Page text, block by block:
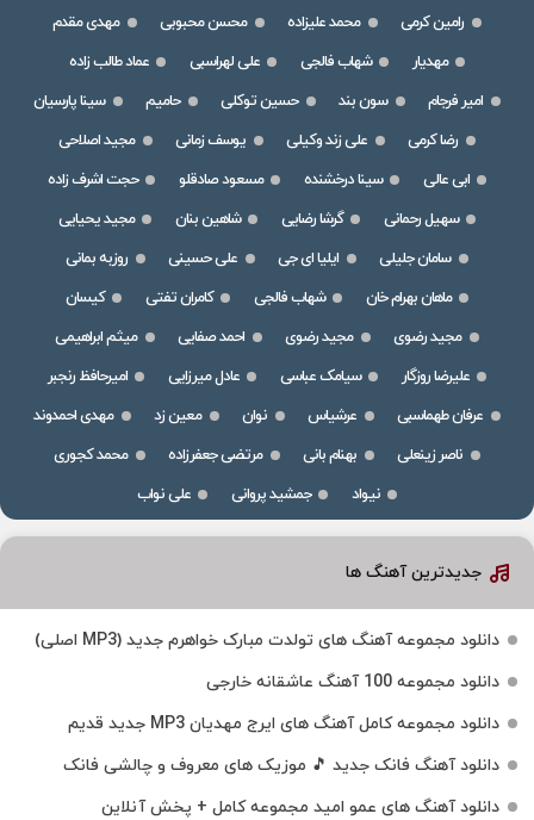
رامین کرمی محمد علیزاده محسن محبوبی
مهدی مقدم
مهدیار
شهاب فالجی علی لهراسبی
عماد طالب زاده
امیر فرجام
سون بند حسین توکلی حامیم
سینا پارسیان
رضا کرمی
علی زند وکیلی یوسف زمانی
مجید اصلاحی
ابی عالی
سینا درخشنده مسعود صادقلو
حجت اشرف زاده
سهیل رحمانی
گرشا رضایی شاهین بنان
مجید یحیایی
سامان جلیلی
ایلیا ای جی علی حسینی
روزبه بمانی
ماهان بهرام خان
شهاب فالجی کامران تفتی
کیسان
مجید رضوی
مجید رضوی احمد صفایی
میثم ابراهیمی
علیرضا روزگار
سیامک عباسی عادل میرزایی
امیرحافظ رنجبر
عرفان طهماسبی
عرشیاس نوان معین زد
مهدی احمدوند
ناصر زینعلی
بهنام بانی مرتضی جعفرزاده
محمد کجوری
نیواد
جمشید پروانی علی نواب
جدیدترین آهنگ ها
دانلود مجموعه آهنگ های تولدت مبارک خواهرم جدید (MP3 اصلی)
دانلود مجموعه 100 آهنگ عاشقانه خارجی
دانلود مجموعه کامل آهنگ های ایرج مهدیان MP3 جدید قدیم
دانلود آهنگ فانک جدید 🎵 موزیک‌ های معروف و چالشی فانک
دانلود آهنگ های عمو امید مجموعه کامل + پخش آنلاین